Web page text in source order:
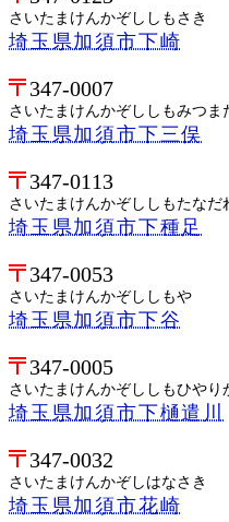
さいたまけんかぞししもさき
埼玉県加須市下崎
347-0007
さいたまけんかぞししもみつま
埼玉県加須市下三俣
347-0113
さいたまけんかぞししもたなだ
埼玉県加須市下種足
347-0053
さいたまけんかぞししもや
埼玉県加須市下谷
347-0005
さいたまけんかぞししもひやり
埼玉県加須市下樋遣川
347-0032
さいたまけんかぞしはなさき
埼玉県加須市花崎